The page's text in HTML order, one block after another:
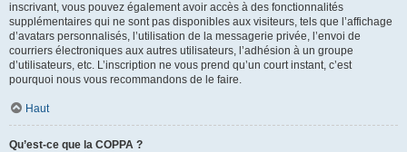
inscrivant, vous pouvez également avoir accès à des fonctionnalités
supplémentaires qui ne sont pas disponibles aux visiteurs, tels que l’affichage
d’avatars personnalisés, l’utilisation de la messagerie privée, l’envoi de
courriers électroniques aux autres utilisateurs, l’adhésion à un groupe
d’utilisateurs, etc. L’inscription ne vous prend qu’un court instant, c’est
pourquoi nous vous recommandons de le faire.
Haut
Qu’est-ce que la COPPA ?